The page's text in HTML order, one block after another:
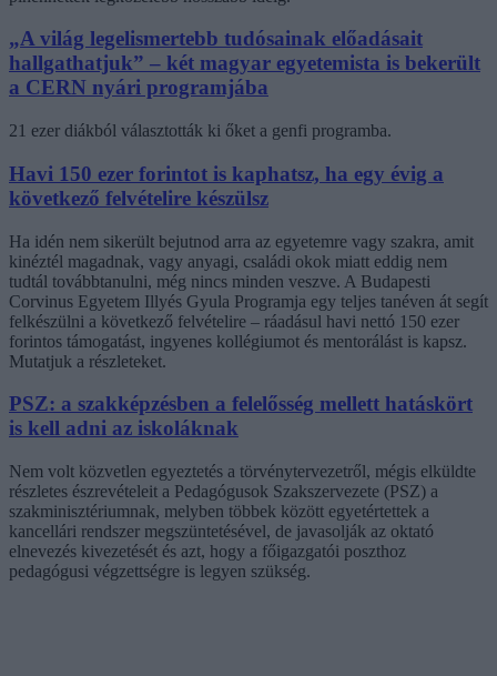
„A világ legelismertebb tudósainak előadásait
hallgathatjuk” – két magyar egyetemista is bekerült
a CERN nyári programjába
21 ezer diákból választották ki őket a genfi programba.
Havi 150 ezer forintot is kaphatsz, ha egy évig a
következő felvételire készülsz
Ha idén nem sikerült bejutnod arra az egyetemre vagy szakra, amit
kinéztél magadnak, vagy anyagi, családi okok miatt eddig nem
tudtál továbbtanulni, még nincs minden veszve. A Budapesti
Corvinus Egyetem Illyés Gyula Programja egy teljes tanéven át segít
felkészülni a következő felvételire – ráadásul havi nettó 150 ezer
forintos támogatást, ingyenes kollégiumot és mentorálást is kapsz.
Mutatjuk a részleteket.
PSZ: a szakképzésben a felelősség mellett hatáskört
is kell adni az iskoláknak
Nem volt közvetlen egyeztetés a törvénytervezetről, mégis elküldte
részletes észrevételeit a Pedagógusok Szakszervezete (PSZ) a
szakminisztériumnak, melyben többek között egyetértettek a
kancellári rendszer megszüntetésével, de javasolják az oktató
elnevezés kivezetését és azt, hogy a főigazgatói poszthoz
pedagógusi végzettségre is legyen szükség.